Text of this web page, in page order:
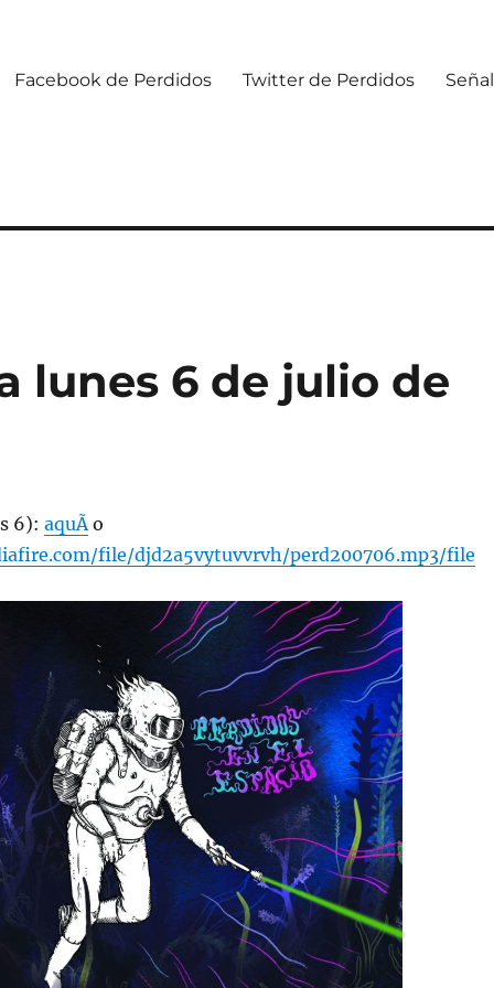
Facebook de Perdidos Twitter de Perdidos
lunes 6 de julio de
6): aquÃ­o
file/djd2a5vytuvvrvh/perd200706.mp3/file